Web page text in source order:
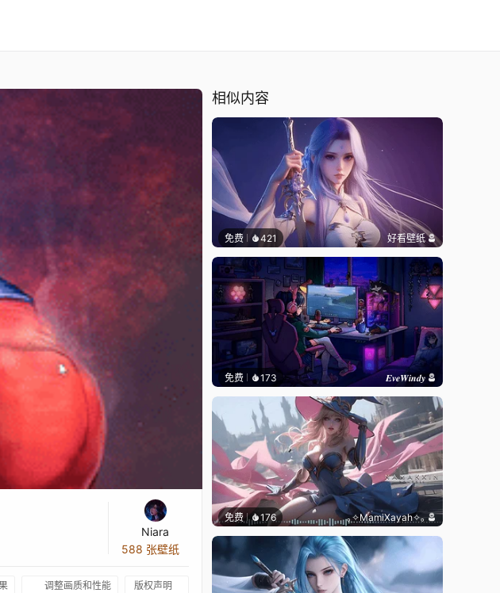
Niara
588 张壁纸
调整画质和性能 版权声明
相似内容
免费 421 好看壁纸
免费 173 𝑬𝒗𝒆𝑾𝒊𝒏𝒅𝒚
免费 176 ｡✧MamiXayah✧｡